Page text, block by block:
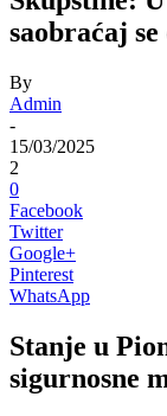
saobraćaj
By
Admin
-
15/03/2025
2
0
Facebook
Twitter
Google+
Pinterest
WhatsApp
Stanje u
sigurnosne